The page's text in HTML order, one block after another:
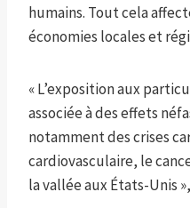
humains. Tout cela
économies locales et
« L’exposition aux
associée à des effets
notamment des crises
cardiovasculaire, le
la vallée aux États-Unis